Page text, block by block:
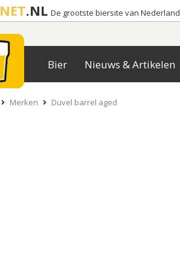
NET.NL De grootste biersite van Nederland
Bier Nieuws & Artikelen
Merken Duvel barrel aged